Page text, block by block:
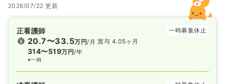
2026/07/22 更新
正看護師 一時募集休止
20.7〜33.5万円/月
314〜519万円/年
※一例
賞与 4.05ヶ月